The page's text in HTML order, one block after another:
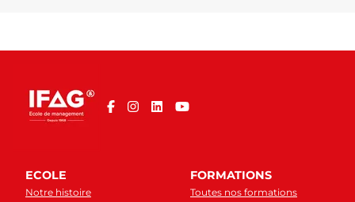
ECOLE
Notre histoire
FORMATIONS
Toutes nos formations